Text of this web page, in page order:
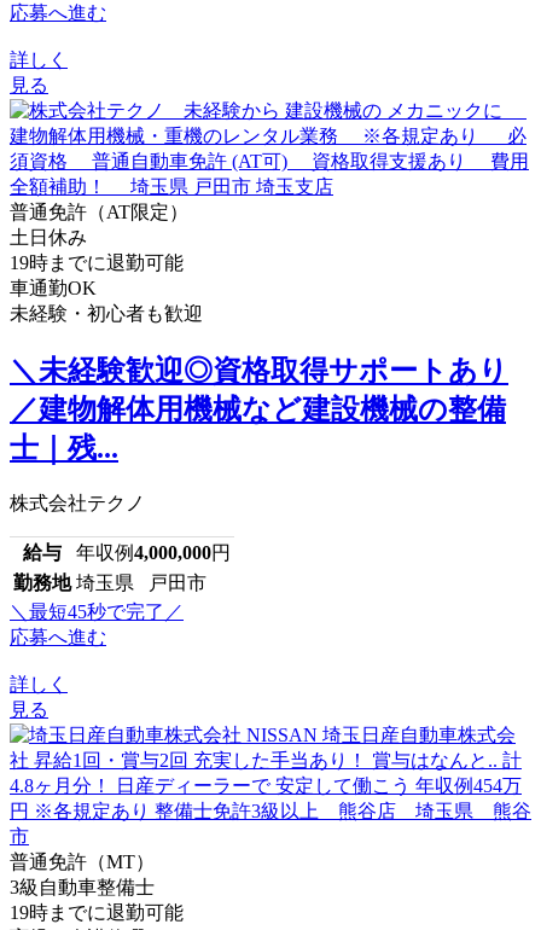
応募へ進む
詳しく
見る
普通免許（AT限定）
土日休み
19時までに退勤可能
車通勤OK
未経験・初心者も歓迎
＼未経験歓迎◎資格取得サポートあり
／建物解体用機械など建設機械の整備
士｜残...
株式会社テクノ
給与 年収例4,000,000円
勤務地 埼玉県 戸田市
＼最短45秒で完了／
応募へ進む
詳しく
見る
普通免許（MT）
3級自動車整備士
19時までに退勤可能